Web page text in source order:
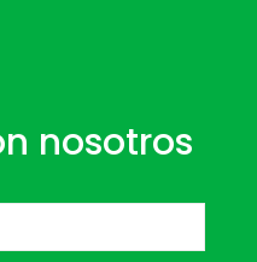
nosotros